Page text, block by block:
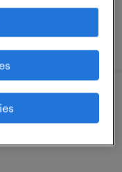
力・キーパン